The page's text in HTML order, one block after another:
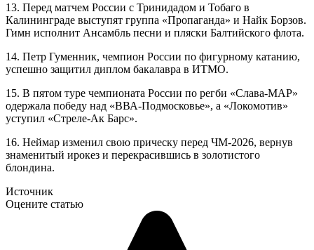
13. Перед матчем России с Тринидадом и Тобаго в
Калининграде выступят группа «Пропаганда» и Найк Борзов.
Гимн исполнит Ансамбль песни и пляски Балтийского флота.
14. Петр Гуменник, чемпион России по фигурному катанию,
успешно защитил диплом бакалавра в ИТМО.
15. В пятом туре чемпионата России по регби «Слава-МАР»
одержала победу над «ВВА-Подмосковье», а «Локомотив»
уступил «Стреле-Ак Барс».
16. Неймар изменил свою прическу перед ЧМ-2026, вернув
знаменитый ирокез и перекрасившись в золотистого
блондина.
Источник
Оцените статью